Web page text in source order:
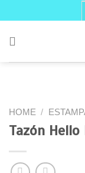
to
content
HOME /
Tazón